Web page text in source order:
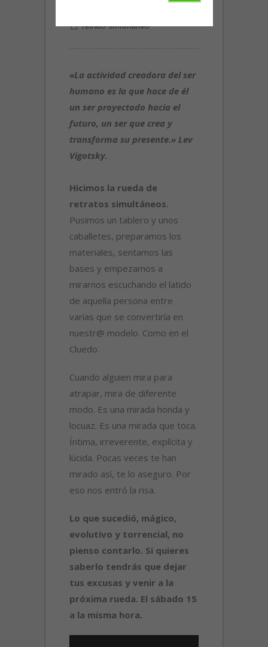
retrato simultáneo
«La actividad creadora del ser
humano es la que hace de él
un ser proyectado hacia el
futuro, un ser que crea y
transforma su presente.» Lev
Vigotsky.
Hicimos la rueda de
retratos simultáneos.
Pusimos un tablero y unos
caballetes, preparamos los
materiales, sentamos las
bases y empezamos a
mirarnos escuchando el latido
de aquella persona entre
varias que se convertiría en
nuestr@ modelo. Como en el
Cluedo.
Cuando alguien mira para
atrapar, mira de diferente
modo. Es una mirada honda y
locuaz. Es una mirada que toca.
Íntima, irreverente, explícita y
lúcida. Pocas veces te han
mirado así, te lo aseguro. Por
eso nos entró la risa.
Lo que sucedió, mágico,
evolutivo y torrencial, no
pienso contarlo. Si quieres
saberlo tendrás que dejar
tus excusas y venir a la
próxima rueda. El sábado 15
a la misma hora.